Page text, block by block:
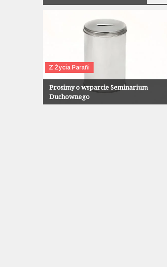
Z Życia Parafii
Prosimy o wsparcie Seminarium
Duchownego